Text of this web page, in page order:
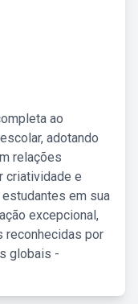
ao
adotando
relações
criatividade e
em sua
excepcional,
reconhecidas por
globais -